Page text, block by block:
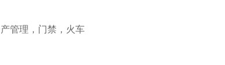
管理，门禁，火车